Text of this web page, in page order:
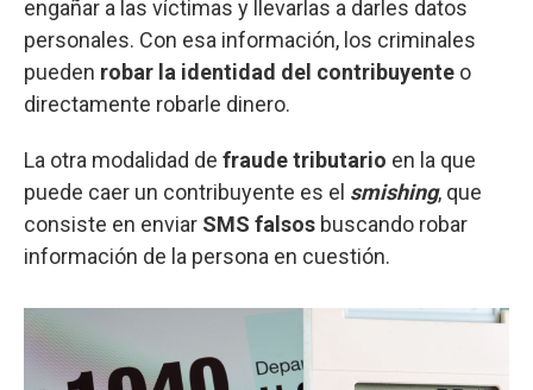
engañar a las víctimas y llevarlas a darles datos
personales. Con esa información, los criminales
pueden robar la identidad del contribuyente o
directamente robarle dinero.
La otra modalidad de fraude tributario en la que
puede caer un contribuyente es el smishing, que
consiste en enviar SMS falsos buscando robar
información de la persona en cuestión.